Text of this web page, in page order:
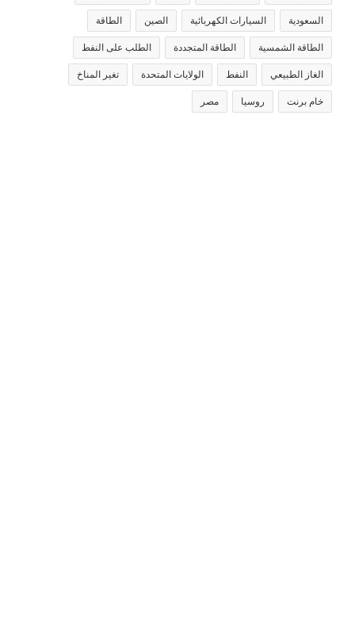
السعودية السيارات الكهربائية الصين الطاقة
الطاقة الشمسية الطاقة المتجددة الطلب على النفط
الغاز الطبيعي النفط الولايات المتحدة تغير المناخ
خام برنت روسيا مصر